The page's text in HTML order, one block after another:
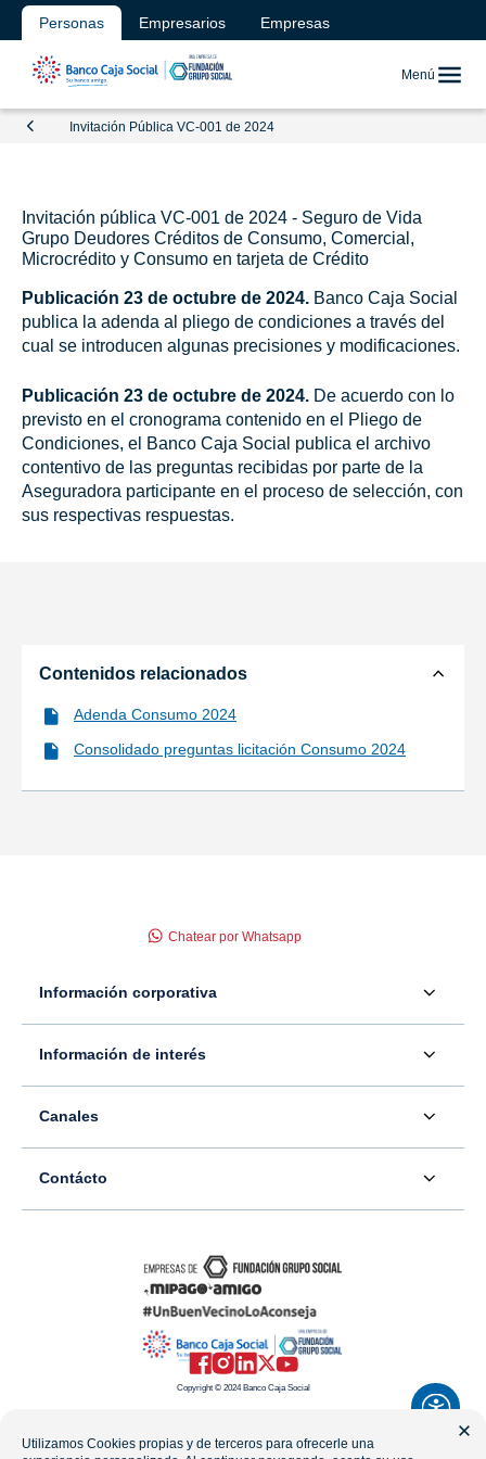
Personas Empresarios Empresas
Menú
Invitación Pública VC-001 de 2024
Invitación pública VC-001 de 2024 - Seguro de Vida
Grupo Deudores Créditos de Consumo, Comercial,
Microcrédito y Consumo en tarjeta de Crédito
Publicación 23 de octubre de 2024. Banco Caja Social
publica la adenda al pliego de condiciones a través del
cual se introducen algunas precisiones y modificaciones.
Publicación 23 de octubre de 2024. De acuerdo con lo
previsto en el cronograma contenido en el Pliego de
Condiciones, el Banco Caja Social publica el archivo
contentivo de las preguntas recibidas por parte de la
Aseguradora participante en el proceso de selección, con
sus respectivas respuestas.
Contenidos relacionados
Adenda Consumo 2024
Consolidado preguntas licitación Consumo 2024
Información corporativa
Información para inversionistas
Sala de prensa
Información adicional
Transparencia y acceso a la información pública
Política de Datos Personales
Información de interés
Servicio - Atención al Consumidor financiero
Tutoriales canales digitales
Términos y condiciones de uso de internet
Canales
Ubíquenos
Directorios alternos
Contácto
Chatear por Whatsapp
Bogotá - Colombia
Resto del país: 01-8000-910038
Línea Transparencia: 01-8000-112288
Copyright © 2024 Banco Caja Social
Utilizamos Cookies propias y de terceros para ofrecerle una